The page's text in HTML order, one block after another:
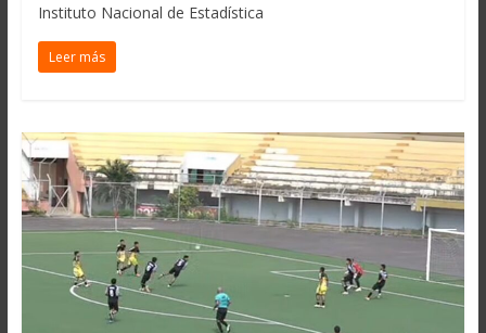
Instituto Nacional de Estadística
Leer más